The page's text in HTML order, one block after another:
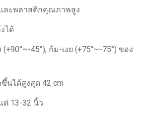
ละพลาสติกคุณภาพสูง
ได้
45°), ก้ม-เงย (+75°~-75°) ของ
นได้สูงสุด 42 cm
ต่ 13-32 นิ้ว